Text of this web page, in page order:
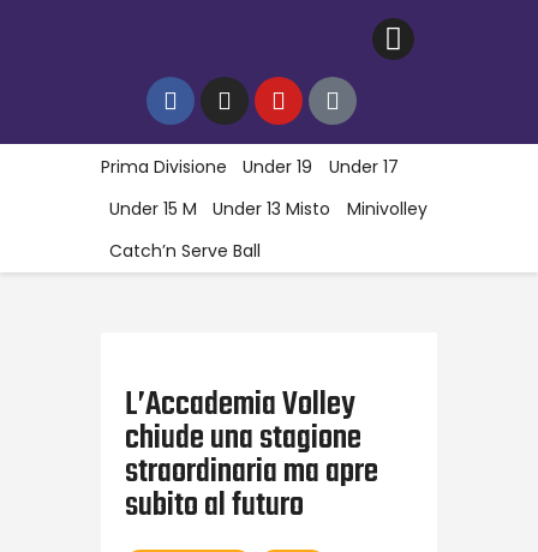
Prima Divisione Under 19
Under 17
Under 15 M
Under 13 Misto
Minivolley
Catch’n Serve Ball
Home
Gallery
News
Contatti
L’Accademia Volley
chiude una stagione
straordinaria ma apre
subito al futuro